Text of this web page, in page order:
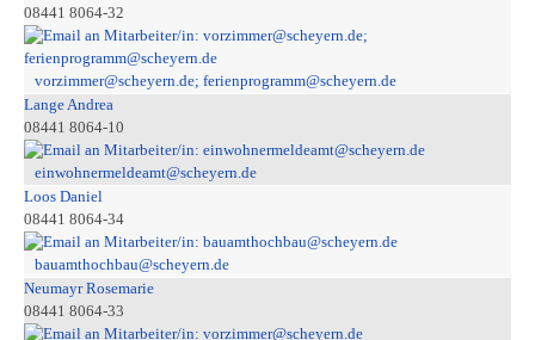
08441 8064-32
vorzimmer@scheyern.de; ferienprogramm@scheyern.de
Lange Andrea
08441 8064-10
einwohnermeldeamt@scheyern.de
Loos Daniel
08441 8064-34
bauamthochbau@scheyern.de
Neumayr Rosemarie
08441 8064-33